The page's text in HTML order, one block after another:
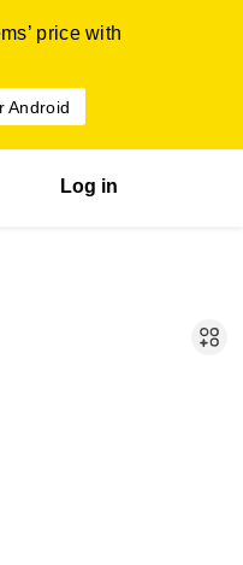
price with
Android
Log in